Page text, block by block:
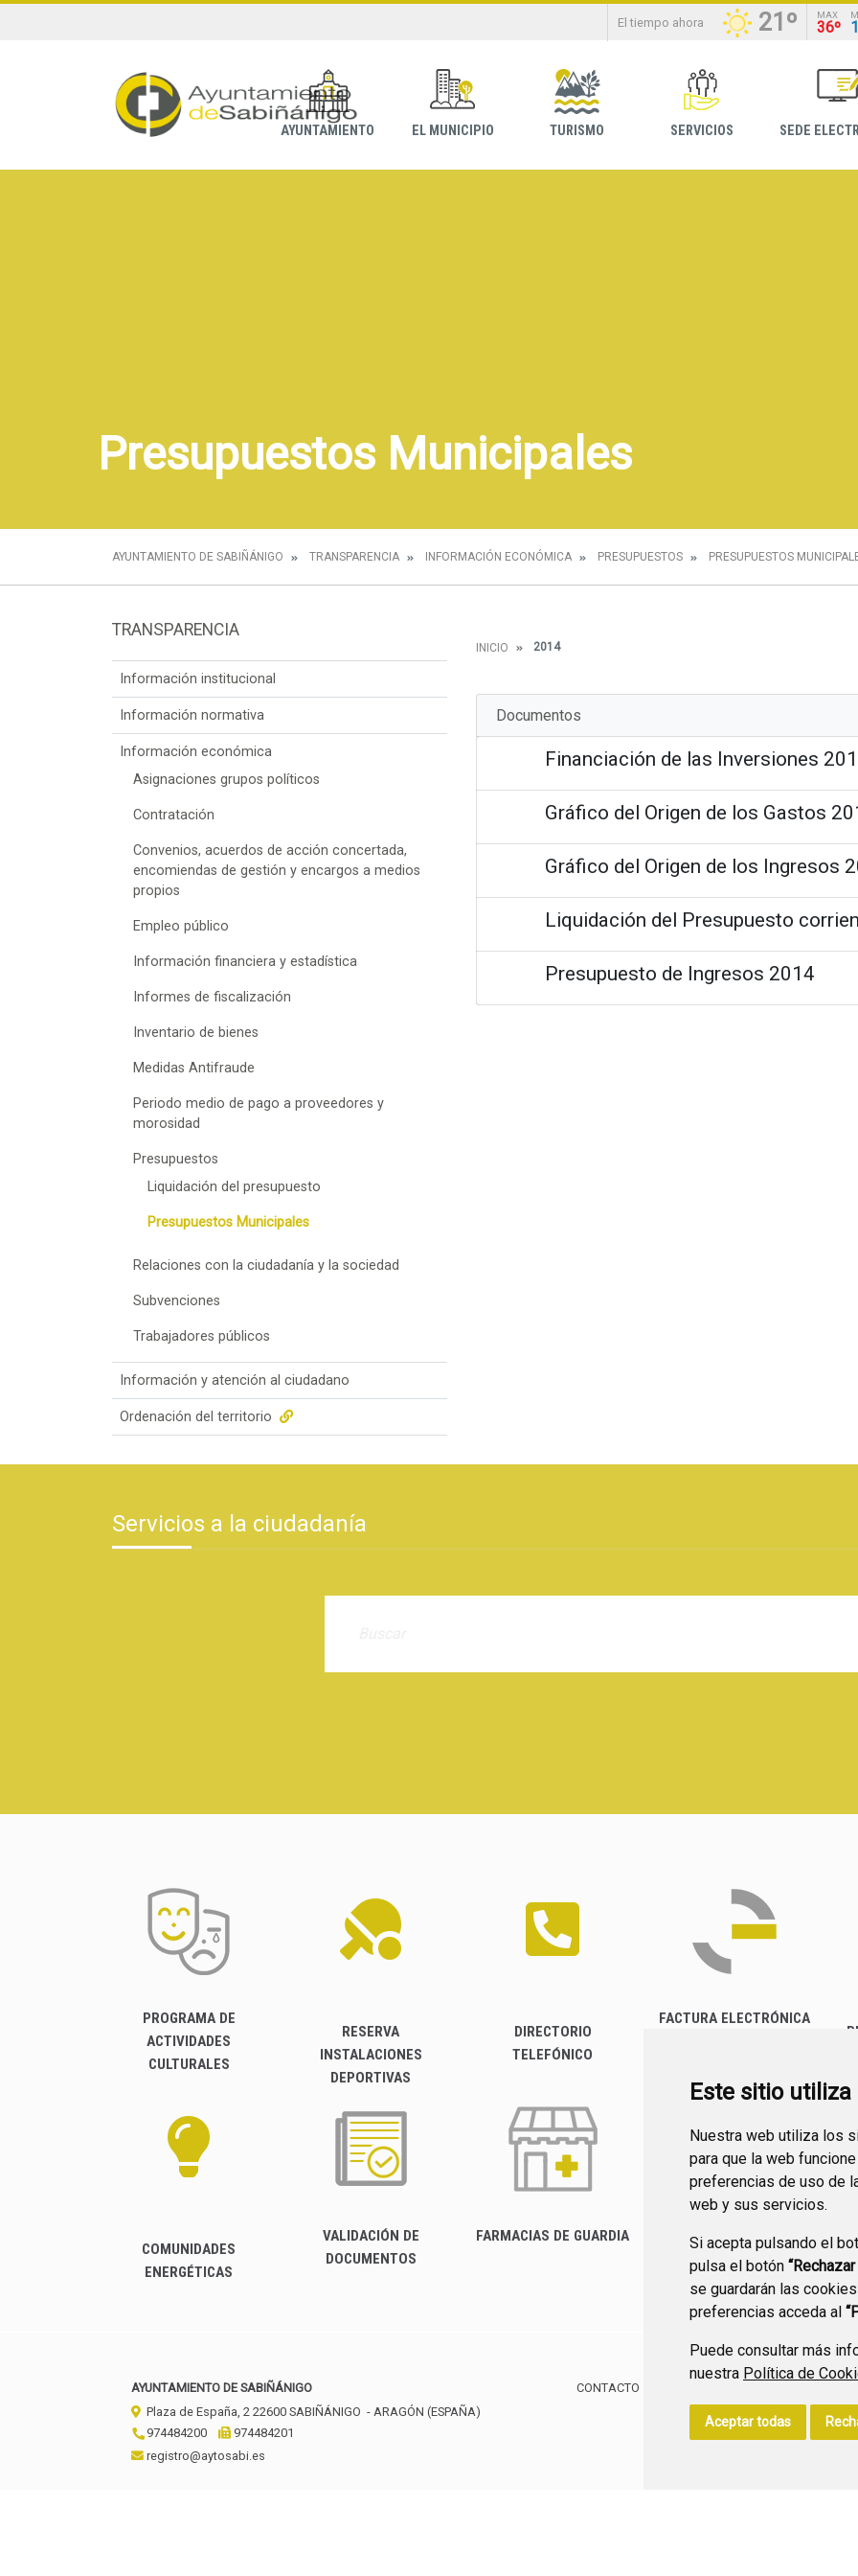
Este sitio
Nuestra web utiliza los
para que la web
preferencias de uso de
web y sus servicios.
Si acepta pulsando el
pulsa el botón
se guardarán las
preferencias acceda al
Puede consultar más
nuestra Política de
Aceptar todas
El tiempo ahora 21º MAX
36º
AYUNTAMIENTO EL MUNICIPIO TURISMO SERVICIOS SEDE
Presupuestos Municipales
AYUNTAMIENTO DE SABIÑÁNIGO TRANSPARENCIA INFORMACIÓN ECONÓMICA PRESUPUESTOS PRESUPUESTOS
TRANSPARENCIA
Información institucional
Información normativa
Información económica
Asignaciones grupos políticos
Contratación
Convenios, acuerdos de acción concertada,
encomiendas de gestión y encargos a medios
propios
Empleo público
Información financiera y estadística
Informes de fiscalización
Inventario de bienes
Medidas Antifraude
Periodo medio de pago a proveedores y
morosidad
Presupuestos
Liquidación del presupuesto
Presupuestos Municipales
Relaciones con la ciudadanía y la sociedad
Subvenciones
Trabajadores públicos
Información y atención al ciudadano
Ordenación del territorio
INICIO 2014
Documentos
Financiación de las Inversiones
Gráfico del Origen de los Gastos
Gráfico del Origen de los Ingresos
Liquidación del Presupuesto
Presupuesto de Ingresos 2014
Servicios a la ciudadanía
PROGRAMA DE
ACTIVIDADES
CULTURALES
RESERVA
INSTALACIONES
DEPORTIVAS
DIRECTORIO
TELEFÓNICO
FACTURA ELECTRÓNICA
COMUNIDADES
ENERGÉTICAS
VALIDACIÓN DE
DOCUMENTOS
FARMACIAS DE GUARDIA
CANAL YOUTUBE
AYUNTAMIENTO DE SABIÑÁNIGO
Plaza de España, 2 22600 SABIÑÁNIGO - ARAGÓN (ESPAÑA)
974484200
974484201
registro@aytosabi.es
CONTACTO